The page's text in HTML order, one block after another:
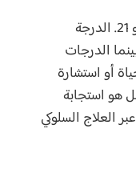
الدرجات في هذا الاختبار تتراوح بين 0 و 21. الدرجة
الدرجات
أو استشارة
استجابة
العلاج السلوكي